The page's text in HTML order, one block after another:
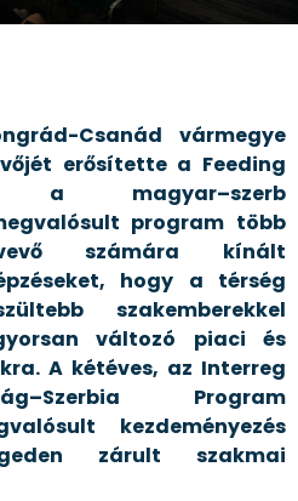
Csanád vármegye
erősítette a Feeding
a magyar–szerb
program több
számára kínált
hogy a térség
szakemberekkel
változó piaci és
A kétéves, az Interreg
Program
kezdeményezés
zárult szakmai